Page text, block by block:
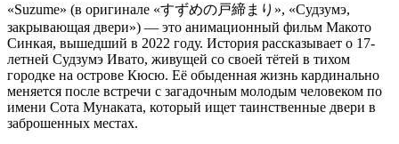
«Suzume» (в оригинале «すずめの戸締まり», «Судзумэ,
закрывающая двери») — это анимационный фильм Макото
Синкая, вышедший в 2022 году. История рассказывает о 17-
летней Судзумэ Ивато, живущей со своей тётей в тихом
городке на острове Кюсю. Её обыденная жизнь кардинально
меняется после встречи с загадочным молодым человеком по
имени Сота Мунаката, который ищет таинственные двери в
заброшенных местах.